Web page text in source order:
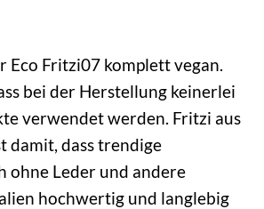
Eco Fritzi07 komplett vegan.
bei der Herstellung keinerlei
verwendet werden. Fritzi aus
damit, dass trendige
ohne Leder und andere
hochwertig und langlebig